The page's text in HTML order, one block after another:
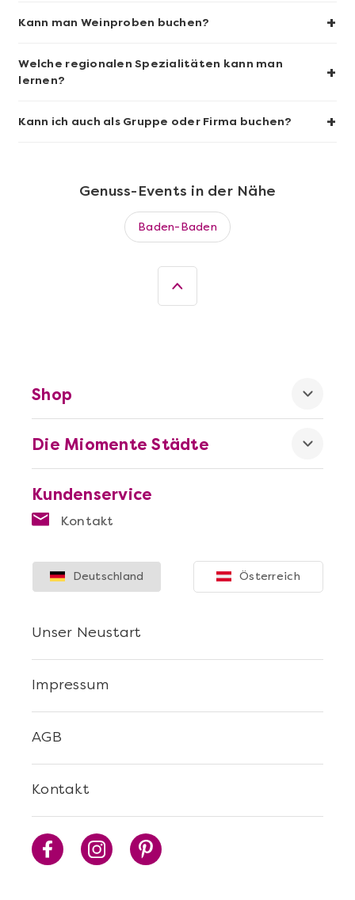
Mehr anzeigen
Wein- & Käse-Genuss@Home für 2
Mehr anzeigen
Sushi Selber Machen - DIY-Set
Kann man Weinproben buchen? +
Welche regionalen Spezialitäten kann man
lernen?
+
Kann ich auch als Gruppe oder Firma buchen? +
Genuss-Events in der Nähe
Baden-Baden
Kundenservice
Kontakt
Die Miomente Städte
Shop
Kontakt
AGB
Impressum
Unser Neustart
Deutschland Österreich